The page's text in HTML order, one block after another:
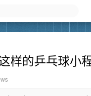
样的乒乓球小